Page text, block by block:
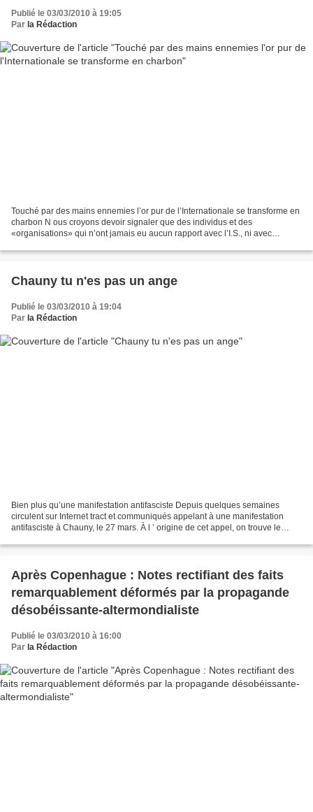
Publié le 03/03/2010 à 19:05
Par la Rédaction
Touché par des mains ennemies l’or pur de l’Internationale se transforme en
charbon N ous croyons devoir signaler que des individus et des
«organisations» qui n’ont jamais eu aucun rapport avec l’I.S., ni avec
Chauny tu n'es pas un ange
Publié le 03/03/2010 à 19:04
Par la Rédaction
Bien plus qu’une manifestation antifasciste Depuis quelques semaines
circulent sur Internet tract et communiqués appelant à une manifestation
antifasciste à Chauny, le 27 mars. À l ’ origine de cet appel, on trouve le
Après Copenhague : Notes rectifiant des faits
remarquablement déformés par la propagande
désobéissante-altermondialiste
Publié le 03/03/2010 à 16:00
Par la Rédaction